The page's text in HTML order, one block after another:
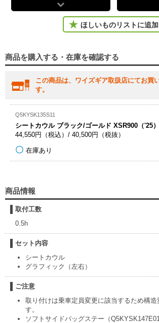
ほしいものリストに追加
商品を購入する・在庫を確認する
この商品は、ワイズギア取扱店にてお買
す。
Q5KYSK135S11
シートカウル ブラック/ゴールド XSR900（'25）
44,550円（税込）/ 40,500円（税抜）
在庫あり
商品情報
取付工数
0.5h
セット内容
シートカウル
グラフィック（左右）
ご注意
取り付けは乗車定員変更に該当するため構
す。
ソフトサイドバッグステー（